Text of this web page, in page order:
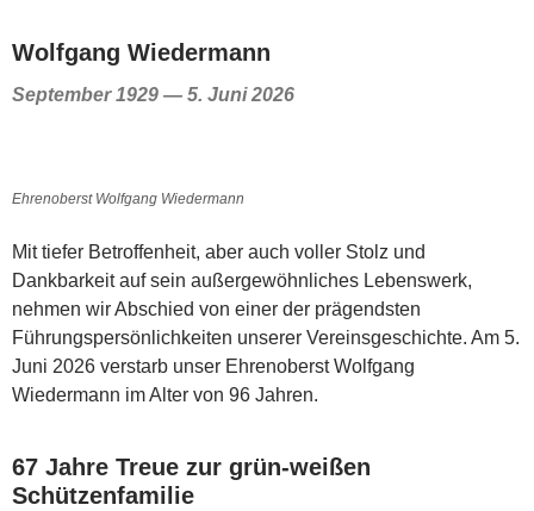
Wolfgang Wiedermann
September 1929 — 5. Juni 2026
Ehrenoberst Wolfgang Wiedermann
Mit tiefer Betroffenheit, aber auch voller Stolz und
Dankbarkeit auf sein außergewöhnliches Lebenswerk,
nehmen wir Abschied von einer der prägendsten
Führungspersönlichkeiten unserer Vereinsgeschichte. Am 5.
Juni 2026 verstarb unser Ehrenoberst Wolfgang
Wiedermann im Alter von 96 Jahren.
67 Jahre Treue zur grün-weißen
Schützenfamilie